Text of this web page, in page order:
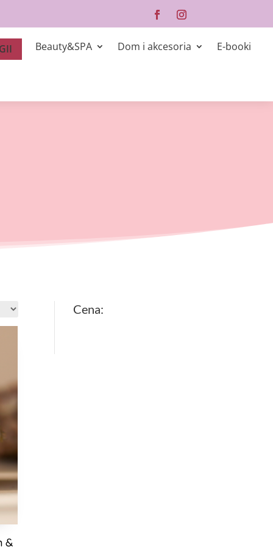
Beauty&SPA Dom i akcesoria E-booki
&
Cena: